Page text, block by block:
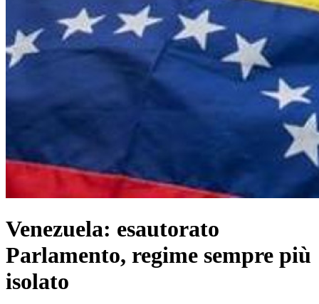
Venezuela: esautorato
Parlamento, regime sempre più
isolato